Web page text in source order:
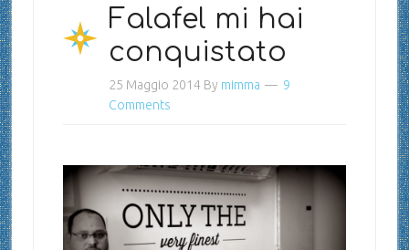
Falafel mi hai
conquistato
25 Maggio 2014 By mimma
9
Comments